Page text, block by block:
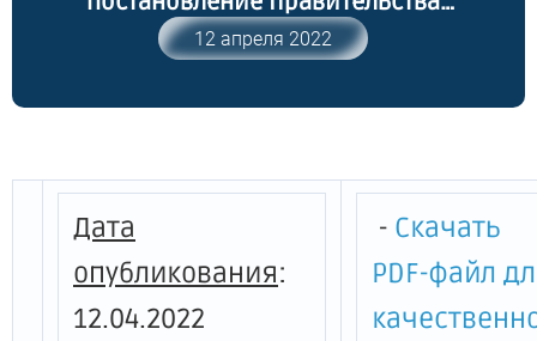
Ленинградской области от 13 августа
2020 года № 573 "О мерах по
новой коронавирусной инфекции
области и признании утратившими силу
отдельных постановлений
Правительства Ленинградской области"
12 апреля 2022
Дата
опубликования:
12.04.2022
- Скачать
PDF-файл